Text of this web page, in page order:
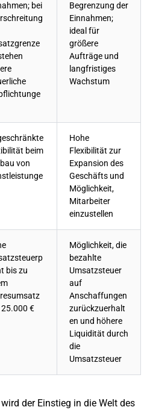
bei
Begrenzung der
Einnahmen;
ideal für
größere
Aufträge und
langfristiges
Wachstum
beim
von
Hohe
Flexibilität zur
Expansion des
Geschäfts und
Möglichkeit,
Mitarbeiter
einzustellen
bis zu
€
Möglichkeit, die
bezahlte
Umsatzsteuer
auf
Anschaffungen
zurückzuerhalt
en und höhere
Liquidität durch
die
Umsatzsteuer
der Einstieg in die Welt des